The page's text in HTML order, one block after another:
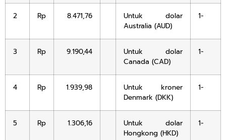
2 Rp 8.471,76
Untuk dolar
Australia (AUD)
1-
3 Rp 9.190,44
Untuk dolar
Canada (CAD)
1-
4 Rp 1.939,98
Untuk kroner
Denmark (DKK)
1-
5 Rp 1.306,16
Untuk dolar
Hongkong (HKD)
1-